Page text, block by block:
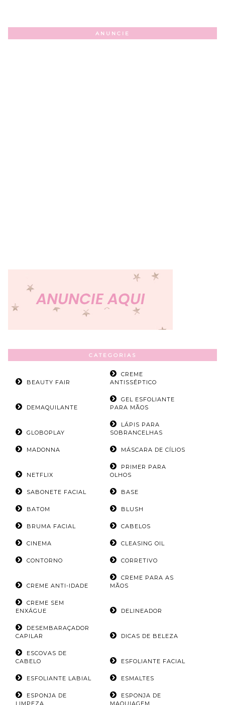
ANUNCIE
CATEGORIAS
BEAUTY FAIR
CREME
ANTISSÉPTICO
DEMAQUILANTE
GEL ESFOLIANTE
PARA MÃOS
GLOBOPLAY
LÁPIS PARA
SOBRANCELHAS
MADONNA MÁSCARA DE CÍLIOS
NETFLIX
PRIMER PARA
OLHOS
SABONETE FACIAL BASE
BATOM BLUSH
BRUMA FACIAL CABELOS
CINEMA CLEASING OIL
CONTORNO CORRETIVO
CREME ANTI-IDADE
CREME PARA AS
MÃOS
CREME SEM
ENXÁGUE
DELINEADOR
DESEMBARAÇADOR
CAPILAR
DICAS DE BELEZA
ESCOVAS DE
CABELO
ESFOLIANTE FACIAL
ESFOLIANTE LABIAL ESMALTES
ESPONJA DE
LIMPEZA
ESPONJA DE
MAQUIAGEM